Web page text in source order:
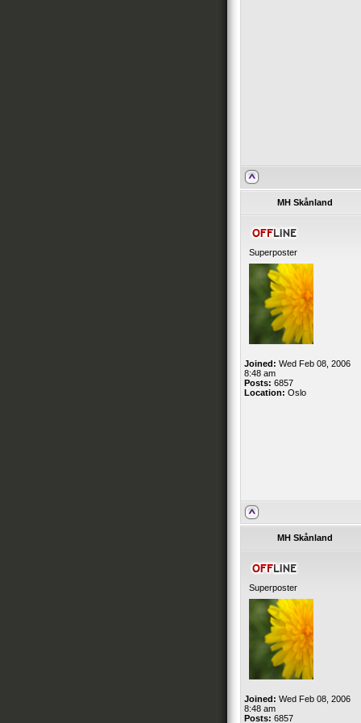
MH Skånland
Superposter
Joined: Wed Feb 08, 2006
8:48 am
Posts: 6857
Location: Oslo
MH Skånland
Superposter
Joined: Wed Feb 08, 2006
8:48 am
Posts: 6857